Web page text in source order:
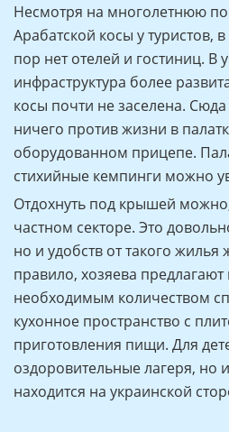
Несмотря на многолетнюю
Арабатской косы у туристов,
пор нет отелей и гостиниц. В
инфраструктура более
косы почти не заселена. Сюда
ничего против жизни в
оборудованном прицепе.
стихийные кемпинги можно
Отдохнуть под крышей
частном секторе. Это
но и удобств от такого жилья
правило, хозяева
необходимым количеством
кухонное пространство с
приготовления пищи. Для
оздоровительные лагеря, но